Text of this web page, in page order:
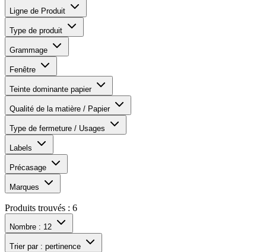
Ligne de Produit
Type de produit
Grammage
Fenêtre
Teinte dominante papier
Qualité de la matière / Papier
Type de fermeture / Usages
Labels
Précasage
Marques
Produits trouvés : 6
Nombre : 12
Trier par : pertinence